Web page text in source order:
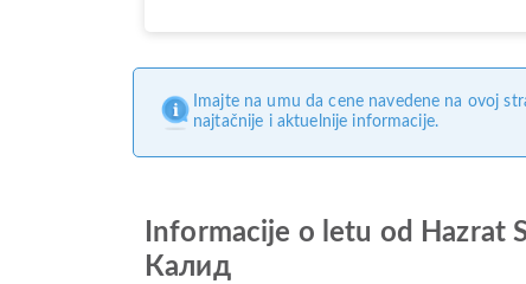
Imajte na umu da cene navedene na ovoj
najtačnije i aktuelnije informacije.
Informacije o letu od
Калид